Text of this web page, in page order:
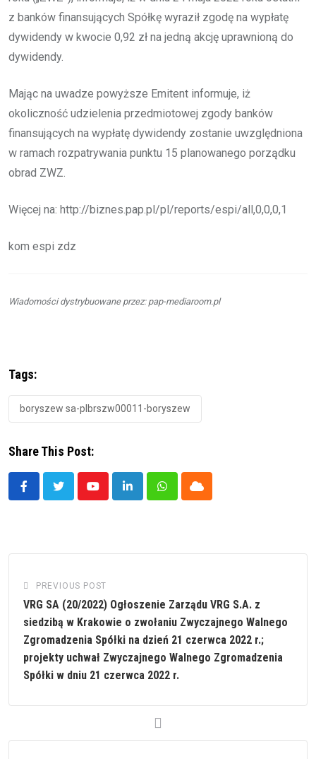
z banków finansujących Spółkę wyraził zgodę na wypłatę
dywidendy w kwocie 0,92 zł na jedną akcję uprawnioną do
dywidendy.
Mając na uwadze powyższe Emitent informuje, iż
okoliczność udzielenia przedmiotowej zgody banków
finansujących na wypłatę dywidendy zostanie uwzględniona
w ramach rozpatrywania punktu 15 planowanego porządku
obrad ZWZ.
Więcej na: http://biznes.pap.pl/pl/reports/espi/all,0,0,0,1
kom espi zdz
Wiadomości dystrybuowane przez: pap-mediaroom.pl
Tags:
boryszew sa-plbrszw00011-boryszew
Share This Post:
YoutubeLinkedInWhatsappCloud
PREVIOUS POST
VRG SA (20/2022) Ogłoszenie Zarządu VRG S.A. z
siedzibą w Krakowie o zwołaniu Zwyczajnego Walnego
Zgromadzenia Spółki na dzień 21 czerwca 2022 r.;
projekty uchwał Zwyczajnego Walnego Zgromadzenia
Spółki w dniu 21 czerwca 2022 r.